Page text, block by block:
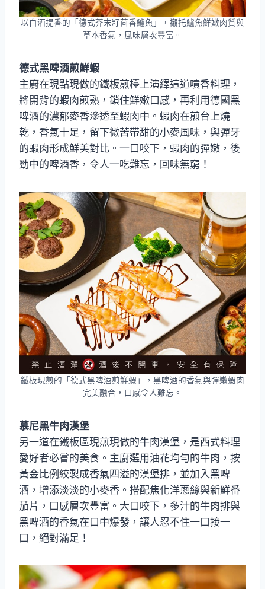
以白酒提香的「德式芥末籽茴香鱸魚」，襯托鱸魚鮮嫩肉質與
草本香氣，風味層次豐富。
德式黑啤酒煎鮮蝦
主廚在現點現做的鐵板煎檯上演繹這道噴香料理，
將開背的蝦肉煎熟，鎖住鮮嫩口感，再利用德國黑
啤酒的濃郁麥香滲透至蝦肉中。蝦肉在煎台上燒
乾，香氣十足，留下微苦帶甜的小麥風味，與彈牙
的蝦肉形成鮮美對比。一口咬下，蝦肉的彈嫩，後
勁中的啤酒香，令人一吃難忘，回味無窮！
鐵板現煎的「德式黑啤酒煎鮮蝦」，黑啤酒的香氣與彈嫩蝦肉
完美融合，口感令人難忘。
慕尼黑牛肉漢堡
另一道在鐵板區現煎現做的牛肉漢堡，是西式料理
愛好者必嘗的美食。主廚選用油花均勻的牛肉，按
黃金比例絞製成香氣四溢的漢堡排，並加入黑啤
酒，增添淡淡的小麥香。搭配焦化洋蔥絲與新鮮番
茄片，口感層次豐富。大口咬下，多汁的牛肉排與
黑啤酒的香氣在口中爆發，讓人忍不住一口接一
口，絕對滿足！